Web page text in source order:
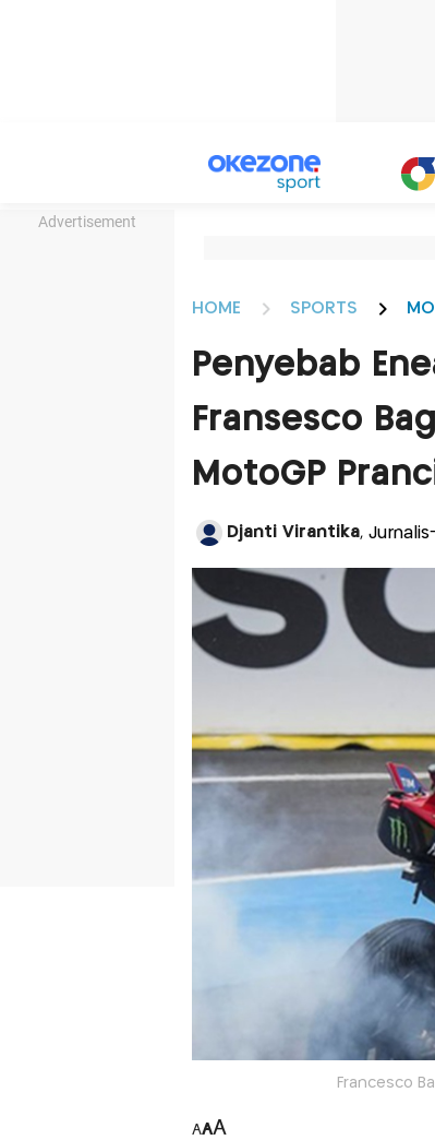
Advertisement
HOME SPORTS
Penyebab
Fransesco
MotoGP
Djanti Virantika,
Francesco
AAA